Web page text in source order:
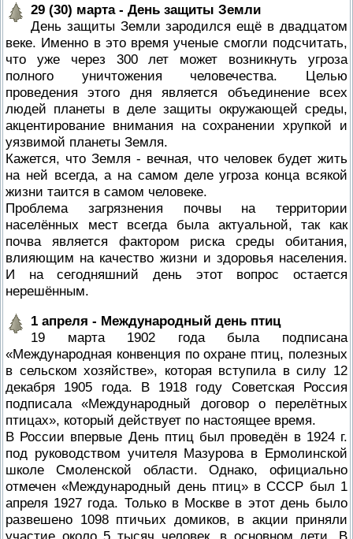
29 (30) марта - День защиты Земли
День защиты Земли зародился ещё в двадцатом
веке. Именно в это время ученые смогли подсчитать,
что уже через 300 лет может возникнуть угроза
полного уничтожения человечества. Целью
проведения этого дня является объединение всех
людей планеты в деле защиты окружающей среды,
акцентирование внимания на сохранении хрупкой и
уязвимой планеты Земля.
Кажется, что Земля - вечная, что человек будет жить
на ней всегда, а на самом деле угроза конца всякой
жизни таится в самом человеке.
Проблема загрязнения почвы на территории
населённых мест всегда была актуальной, так как
почва является фактором риска среды обитания,
влияющим на качество жизни и здоровья населения.
И на сегодняшний день этот вопрос остается
нерешённым.
1 апреля - Международный день птиц
19 марта 1902 года была подписана
«Международная конвенция по охране птиц, полезных
в сельском хозяйстве», которая вступила в силу 12
декабря 1905 года. В 1918 году Советская Россия
подписала «Международный договор о перелётных
птицах», который действует по настоящее время.
В России впервые День птиц был проведён в 1924 г.
под руководством учителя Мазурова в Ермолинской
школе Смоленской области. Однако, официально
отмечен «Международный день птиц» в СССР был 1
апреля 1927 года. Только в Москве в этот день было
pазвешено 1098 птичьих домиков, в акции приняли